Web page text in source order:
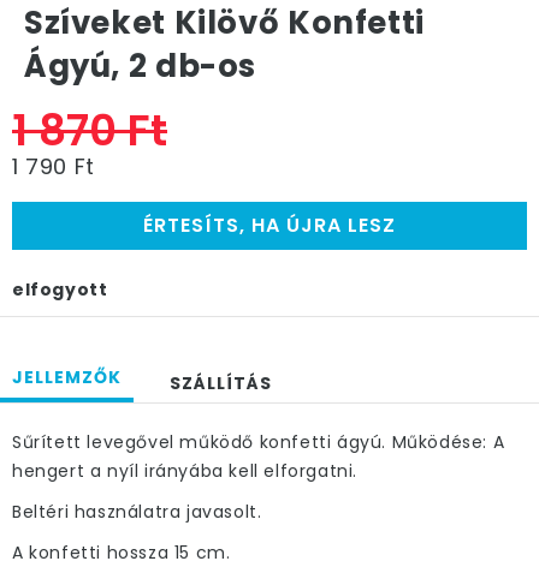
Szíveket Kilövő Konfetti
Ágyú, 2 db-os
1 870 Ft
1 790 Ft
ÉRTESÍTS, HA ÚJRA LESZ
elfogyott
JELLEMZŐK SZÁLLÍTÁS
Sűrített levegővel működő konfetti ágyú. Működése: A
hengert a nyíl irányába kell elforgatni.
Beltéri használatra javasolt.
A konfetti hossza 15 cm.